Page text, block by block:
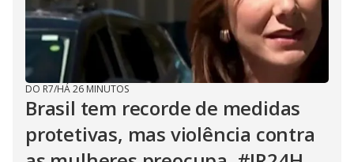
DO R7/HÁ 26 MINUTOS
Brasil tem recorde de medidas
protetivas, mas violência contra